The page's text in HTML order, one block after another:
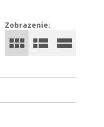
Zobrazenie: